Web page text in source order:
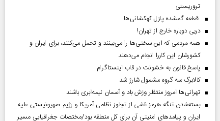
تروریستی
قطعه گمشده پازل کهکشانی‌ها
دربی دوباره خارج از تهران!
همه مردمی که این سختی‌ها را می‌بینند و تحمل می‌کنند، برای ایران و
کشورشان این کاررا انجام می‌دهند
پاسخ قانون به خشونت در قاب اینستاگرام
کالابرگ سه گروه مشمول شارژ شد
تهرانی‌ها امروز منتظر وزش باد و آسمان نیمه‌ابری باشند
بسته‌شدن تنگه هرمز ناشی از تجاوز نظامی آمریکا و رژیم صهیونیستی علیه
ایران و پیامد‌های امنیتی آن برای کل منطقه بود/مختصات جغرافیایی مسیر